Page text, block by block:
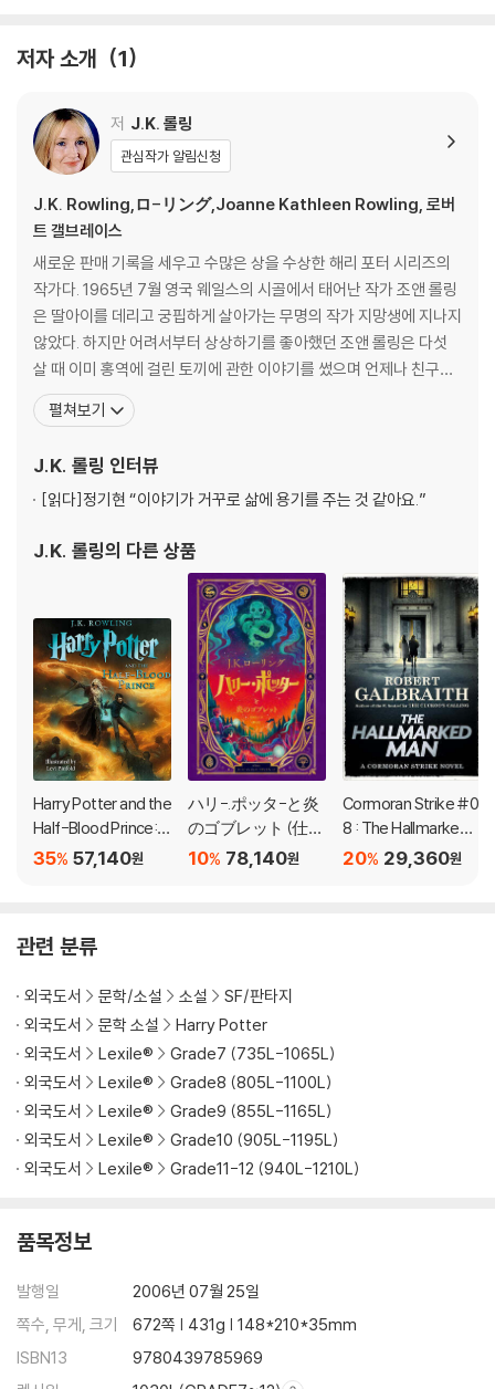
14. Felix Felicis
16. A Very Frosty Christmas
17. A Sluggish Memory
18. Birthday Surprises
19. Elf Trails
20. Lord Coldemort's Request
21. The Unknowable Room
22. After Burial
23. Horcruxes
24. Sectumsempra
25. The Seer Overheard
27. The Lightning-Struck Towet
29. The Phoenix Lament
30. The White Tomb
저자 소개 1
저 J.K. 롤링
관심작가 알림신청
J.K. Rowling,ロ-リング,Joanne Kathleen Rowling, 로버
트 갤브레이스
새로운 판매 기록을 세우고 수많은 상을 수상한 해리 포터 시리즈의
작가다. 1965년 7월 영국 웨일스의 시골에서 태어난 작가 조앤 롤링
은 딸아이를 데리고 궁핍하게 살아가는 무명의 작가 지망생에 지나지
않았다. 하지만 어려서부터 상상하기를 좋아했던 조앤 롤링은 다섯
살 때 이미 홍역에 걸린 토끼에 관한 이야기를 썼으며 언제나 친구들
에게 둘러싸여 희한한 사건이나 모험담을 꾸며내어 들려주는 등 일찍
부터 소설가로서의 재능을 보였다. 롤링은 엑스터 대학에서 불문학과
에서 임시 직원으로 일하면서 틈틈히 글을 썼다. 19
펼쳐보기
J.K. 롤링 인터뷰
[읽다]정기현 “이야기가 거꾸로 삶에 용기를 주는 것 같아요.”
J.K. 롤링의 다른 상품
Harry Potter and the
Half-Blood Prince: T
he Illustrated Edition
57,140원
35%
ハリ-.ポッタ-と炎
のゴブレット (仕掛
けつきイラスト版)
78,140원
10%
Cormoran Strike #0
8 : The Hallmarked
Man
29,360원
20%
관련 분류
외국도서 문학/소설 소설
SF/판타지
외국도서
문학 소설
Harry Potter
외국도서
Lexile®
Grade7 (735L-1065L)
외국도서
Lexile®
Grade8 (805L-1100L)
외국도서
Lexile®
Grade9 (855L-1165L)
외국도서
Lexile®
Grade10 (905L-1195L)
외국도서
Lexile® Grade11-12 (940L-1210L)
품목정보
발행일
2006년 07월 25일
쪽수, 무게, 크기
672쪽 | 431g | 148*210*35mm
ISBN13
9780439785969